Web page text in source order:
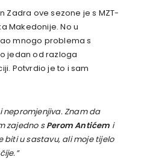
Zadra ove sezone je s MZT-
Makedonije. No u
mnogo problema s
jedan od razloga
Potvrdio je to i sam
nepromjenjiva. Znam da
zajedno sPerom Antićem i
biti u sastavu, ali moje tijelo